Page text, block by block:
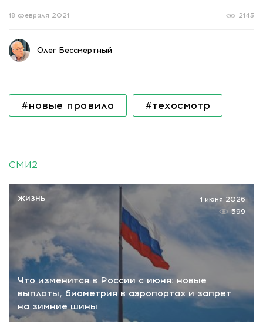
2143
18 февраля 2021
Олег Бессмертный
#новые правила #техосмотр
СМИ2
Что изменится в России с июня: новые
выплаты, биометрия в аэропортах и запрет
на зимние шины
1 июня 2026
599
ЖИЗНЬ